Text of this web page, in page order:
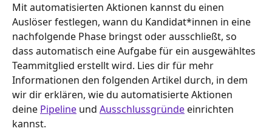
Mit automatisierten Aktionen kannst du einen
Auslöser festlegen, wann du Kandidat*innen in eine
nachfolgende Phase bringst oder ausschließt, so
dass automatisch eine Aufgabe für ein ausgewähltes
Teammitglied erstellt wird. Lies dir für mehr
Informationen den folgenden Artikel durch, in dem
wir dir erklären, wie du automatisierte Aktionen
deine Pipeline und Ausschlussgründe einrichten
kannst.